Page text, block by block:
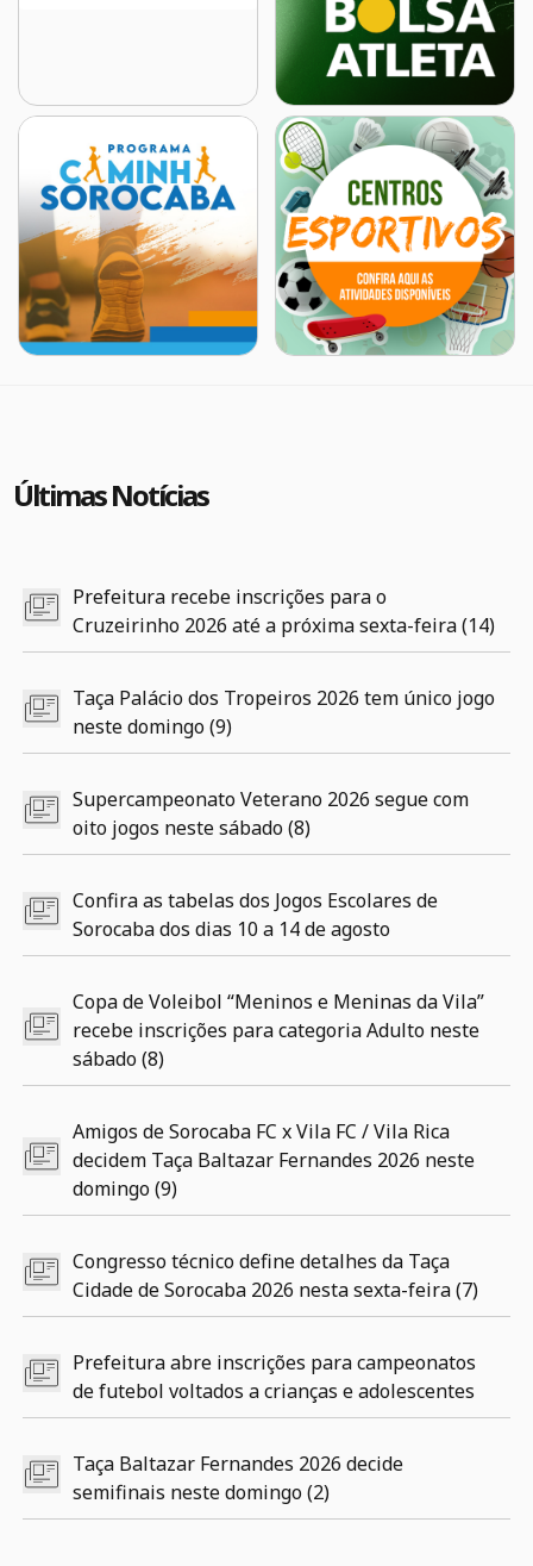
Últimas Notícias
Prefeitura recebe inscrições para o
Cruzeirinho 2026 até a próxima sexta-feira (14)
Taça Palácio dos Tropeiros 2026 tem único jogo
neste domingo (9)
Supercampeonato Veterano 2026 segue com
oito jogos neste sábado (8)
Confira as tabelas dos Jogos Escolares de
Sorocaba dos dias 10 a 14 de agosto
Copa de Voleibol “Meninos e Meninas da Vila”
recebe inscrições para categoria Adulto neste
sábado (8)
Amigos de Sorocaba FC x Vila FC / Vila Rica
decidem Taça Baltazar Fernandes 2026 neste
domingo (9)
Congresso técnico define detalhes da Taça
Cidade de Sorocaba 2026 nesta sexta-feira (7)
Prefeitura abre inscrições para campeonatos
de futebol voltados a crianças e adolescentes
Taça Baltazar Fernandes 2026 decide
semifinais neste domingo (2)